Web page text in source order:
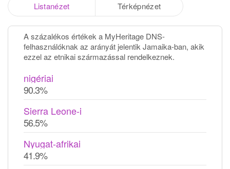
Listanézet Térképnézet
A százalékos értékek a MyHeritage DNS-
felhasználóknak az arányát jelentik Jamaika-ban, akik
ezzel az etnikai származással rendelkeznek.
nigériai
90.3%
Sierra Leone-i
56.5%
Nyugat-afrikai
41.9%